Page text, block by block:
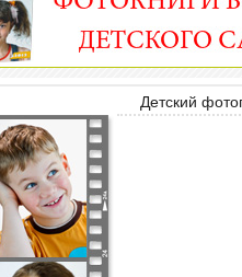
Детский